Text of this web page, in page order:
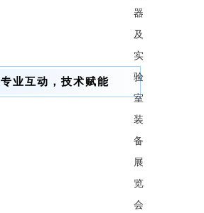
专业互动，技术赋能